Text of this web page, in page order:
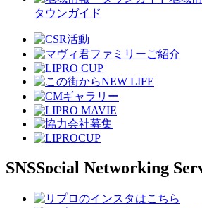
タウンガイド
SNSSocial Networking